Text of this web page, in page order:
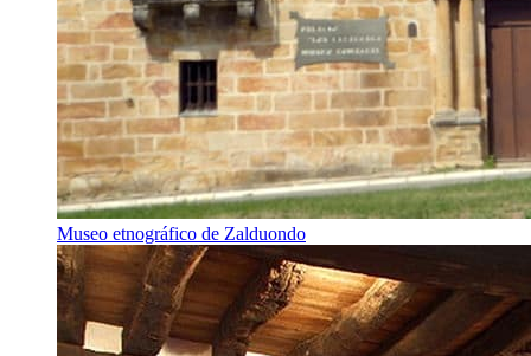
Museo etnográfico de Zalduondo